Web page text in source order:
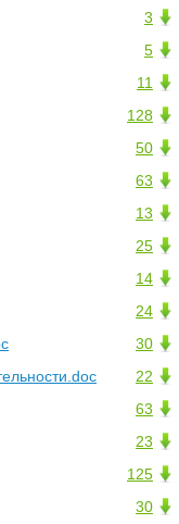
3
5
11
128
50
63
13
25
14
24
30
22
63
23
125
30